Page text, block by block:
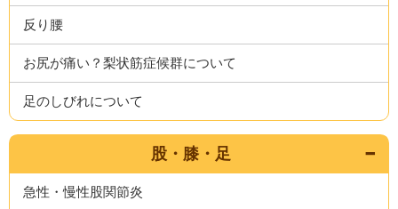
反り腰
お尻が痛い？梨状筋症候群について
足のしびれについて
股・膝・足
急性・慢性股関節炎